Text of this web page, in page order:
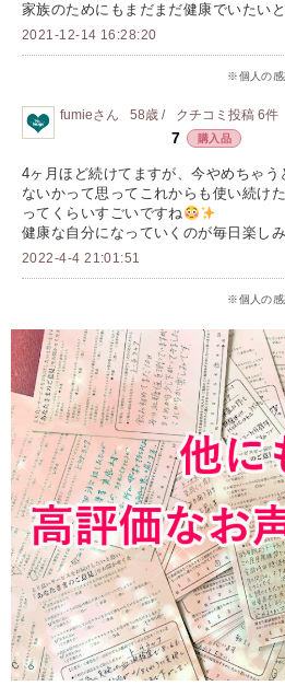
家族のためにもまだまだ健康でいたいと
2021-12-14 16:28:20
※個人の感
fumieさん 58歳 / クチコミ投稿 6件
7 購入品
4ヶ月ほど続けてますが、今やめちゃ
ないかって思ってこれからも使い続けた
ってくらいすごいですね
健康な自分になっていくのが毎日楽し
2022-4-4 21:01:51
※個人の感